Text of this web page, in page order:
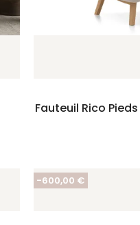
Fauteuil Rico
-600,00 €